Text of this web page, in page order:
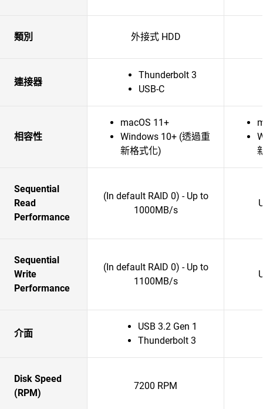
類別 外接式 HDD
連接器
Thunderbolt 3
USB-C
相容性
macOS 11+
Windows 10+ (透過重
新格式化)
Sequential
Read
Performance
(In default RAID 0) - Up to
1000MB/s
Sequential
Write
Performance
(In default RAID 0) - Up to
1100MB/s
介面
USB 3.2 Gen 1
Thunderbolt 3
Disk Speed
(RPM)
7200 RPM